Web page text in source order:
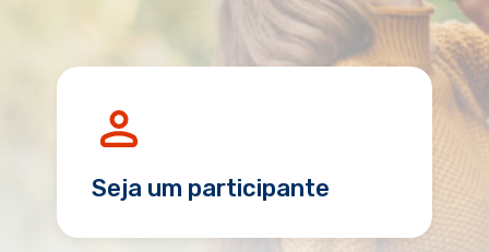
Seja um participante